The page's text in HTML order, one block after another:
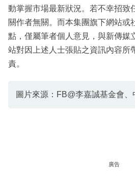
動掌握市場最新狀況。若不幸招致
關作者無關。而本集團旗下網站或
點，僅屬筆者個人意見，與新傳媒
站對因上述人士張貼之資訊內容所
責。
圖片來源：FB@李嘉誠基金會、
廣告